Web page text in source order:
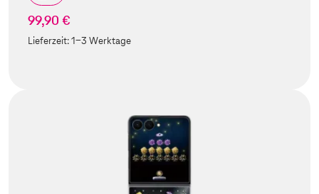
99,90 €
Lieferzeit:1-3 Werktage